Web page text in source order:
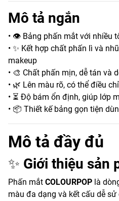
Mô tả ngắn
• 👁️ Bảng phấn mắt với nhiều
• ✨ Kết hợp chất phấn lì và
makeup
• 🎨 Chất phấn mịn, dễ tán và
• 🌿 Lên màu rõ, có thể điều
• ⏳ Độ bám ổn định, giúp lớp
• 📦 Thiết kế bảng gọn tiện
Mô tả đầy đủ
✨ Giới thiệu sản
Phấn mắt COLOURPOP là
màu đa dạng và kết cấu dễ